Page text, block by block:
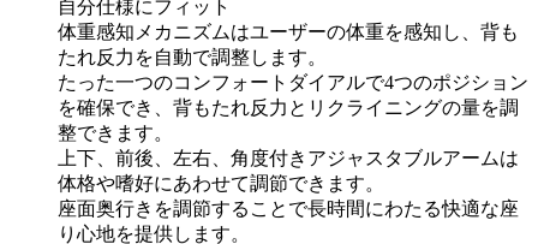
自分仕様にフィット
体重感知メカニズムはユーザーの体重を感知し、背も
たれ反力を自動で調整します。
たった一つのコンフォートダイアルで4つのポジション
を確保でき、背もたれ反力とリクライニングの量を調
整できます。
上下、前後、左右、角度付きアジャスタブルアームは
体格や嗜好にあわせて調節できます。
座面奥行きを調節することで長時間にわたる快適な座
り心地を提供します。